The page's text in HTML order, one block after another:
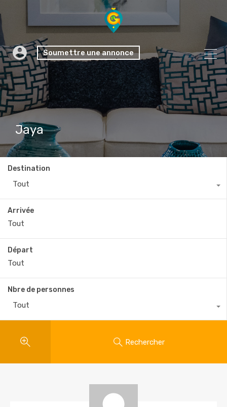
Soumettre une annonce
Jaya
Destination
Tout
Arrivée
Départ
Nbre de personnes
Tout
Rechercher